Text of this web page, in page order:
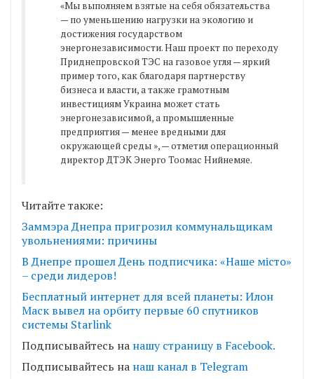
«Мы выполняем взятые на себя обязательства
— по уменьшению нагрузки на экологию и
достижения государством
энергонезависимости. Наш проект по переходу
Приднепровской ТЭС на газовое угля — яркий
пример того, как благодаря партнерству
бизнеса и власти, а также грамотным
инвестициям Украина может стать
энергонезависимой, а промышленные
предприятия — менее вредными для
окружающей среды », — отметил операционный
директор ДТЭК Энерго Тоомас Нийнемяе.
Читайте также:
Заммэра Днепра пригрозил коммунальщикам
увольнениями: причины
В Днепре прошел День подписчика: «Наше місто»
– среди лидеров!
Бесплатный интернет для всей планеты: Илон
Маск вывел на орбиту первые 60 спутников
системы Starlink
Подписывайтесь на нашу страницу в Facebook.
Подписывайтесь на наш канал в Telegram